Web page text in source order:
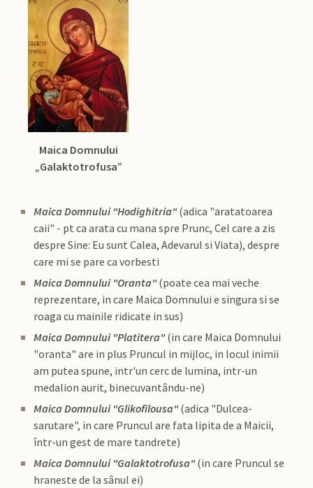
Maica Domnului
„Galaktotrofusa”
Maica Domnului "Hodighitria"(adica "aratatoarea
caii" - pt ca arata cu mana spre Prunc, Cel care a zis
despre Sine: Eu sunt Calea, Adevarul si Viata), despre
care mi se pare ca vorbesti
Maica Domnului "Oranta"(poate cea mai veche
reprezentare, in care Maica Domnului e singura si se
roaga cu mainile ridicate in sus)
Maica Domnului "Platitera"(in care Maica Domnului
"oranta" are in plus Pruncul in mijloc, in locul inimii
am putea spune, intr'un cerc de lumina, intr-un
medalion aurit, binecuvantându-ne)
Maica Domnului "Glikofilousa"(adica "Dulcea-
sarutare", in care Pruncul are fata lipita de a Maicii,
într-un gest de mare tandrete)
Maica Domnului "Galaktotrofusa"(in care Pruncul se
hraneste de la sânul ei)